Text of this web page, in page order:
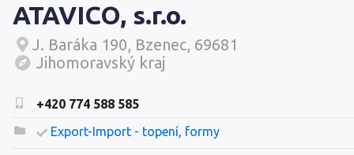
ATAVICO, s.r.o.
J. Baráka 190, Bzenec, 69681
Jihomoravský kraj
+420 774 588 585
Export-Import - topení, formy